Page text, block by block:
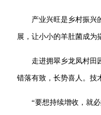
产业兴旺是乡村振兴
展，让小小的羊肚菌成为
走进拥翠乡龙凤村田
错落有致，长势喜人。技
“要想持续增收，就